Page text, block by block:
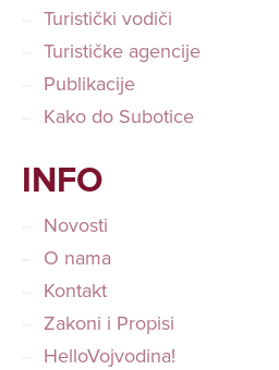
Turistički vodiči
Turističke agencije
Publikacije
Kako do Subotice
INFO
Novosti
O nama
Kontakt
Zakoni i Propisi
HelloVojvodina!